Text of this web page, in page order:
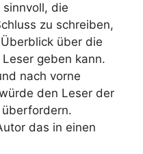
die
zu schreiben,
über die
geben kann.
nach vorne
den Leser der
das in einen